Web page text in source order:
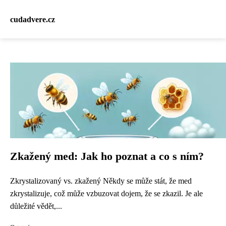
cudadvere.cz
Zkažený med: Jak ho poznat a co s ním?
Zkrystalizovaný vs. zkažený Někdy se může stát, že med
zkrystalizuje, což může vzbuzovat dojem, že se zkazil. Je ale
důležité vědět,...